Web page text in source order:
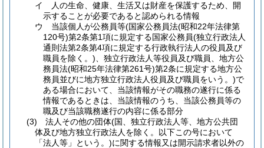
イ
人の生命、健康、生活又は財産を保護するため、開
示することが必要であると認められる情報
ウ
当該個人が公務員等(国家公務員法(昭和22年法律第
120号)第2条第1項に規定する国家公務員(独立行政法人
通則法第2条第4項に規定する行政執行法人の役員及び
職員を除く。) 、独立行政法人等役員及び職員、地方公
務員法(昭和25年法律第261号)第2条に規定する地方公
務員並びに地方独立行政法人役員及び職員をいう。)で
ある場合において、当該情報がその職務の遂行に係る
情報であるときは、当該情報のうち、当該公務員等の
職及び当該職務遂行の内容に係る部分
(3)
法人その他の団体(国、独立行政法人等、地方公共団
体及び地方独立行政法人を除く。以下この号において
「法人等」という。)に関する情報又は開示請求者以外の